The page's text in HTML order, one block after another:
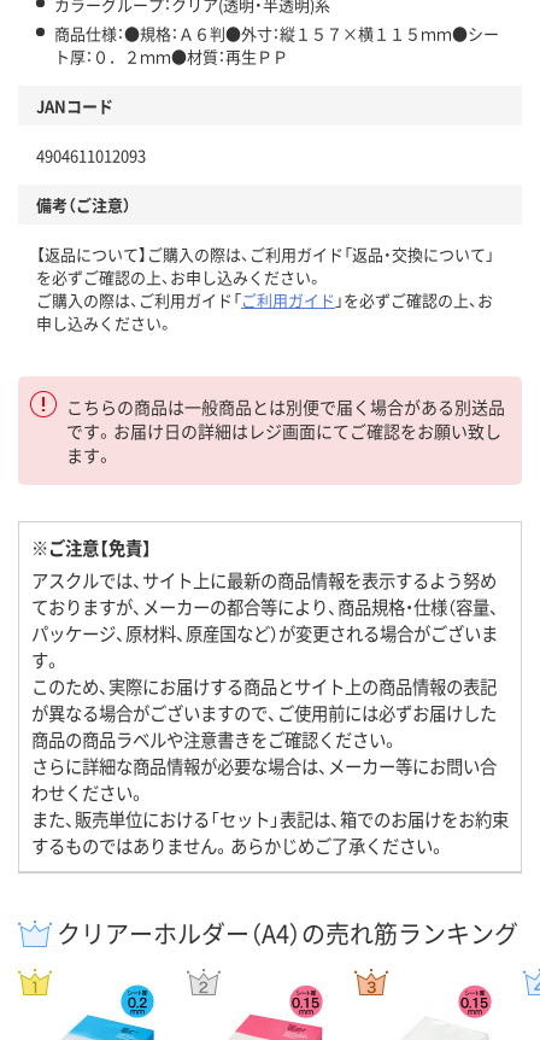
商品仕様：●規格：Ａ６判●外寸：縦１５７×横１１５ｍｍ●シー
ト厚：０．２ｍｍ●材質：再生ＰＰ
JANコード
4904611012093
備考（ご注意）
【返品について】ご購入の際は、ご利用ガイド「返品・交換について」
を必ずご確認の上、お申し込みください。
ご購入の際は、ご利用ガイド「ご利用ガイド 」を必ずご確認の上、お
申し込みください。
こちらの商品は一般商品とは別便で届く場合がある別送品
です。お届け日の詳細はレジ画面にてご確認をお願い致し
ます。
※ご注意【免責】
アスクルでは、サイト上に最新の商品情報を表示するよう努め
ておりますが、メーカーの都合等により、商品規格・仕様（容量、
パッケージ、原材料、原産国など）が変更される場合がございま
す。
このため、実際にお届けする商品とサイト上の商品情報の表記
が異なる場合がございますので、ご使用前には必ずお届けした
商品の商品ラベルや注意書きをご確認ください。
さらに詳細な商品情報が必要な場合は、メーカー等にお問い合
わせください。
また、販売単位における「セット」表記は、箱でのお届けをお約束
するものではありません。あらかじめご了承ください。
クリアーホルダー（A4）の売れ筋ランキング